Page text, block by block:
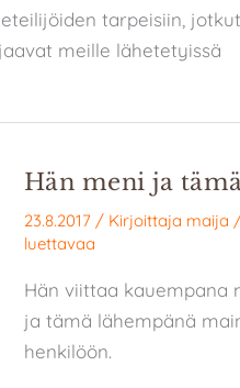
tarpeisiin, jotkut
meille lähetetyissä
Hän meni ja
23.8.2017 / Kirjoittaja maija
luettavaa
Hän viittaa kauempana
ja tämä lähempänä
henkilöön.